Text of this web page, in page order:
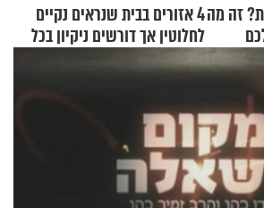
זה מה 4 אזורים בבית שנראים נקיים
לחלוטין אך דורשים ניקיון בכל
סוף שבוע